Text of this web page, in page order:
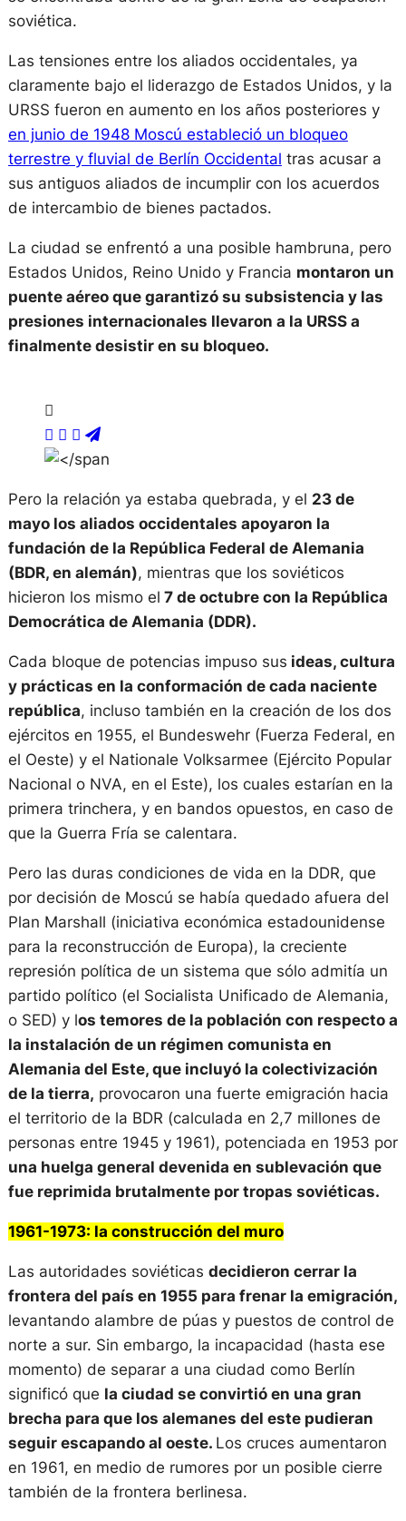
soviética.
Las tensiones entre los aliados occidentales, ya
claramente bajo el liderazgo de Estados Unidos, y la
URSS fueron en aumento en los años posteriores y
en junio de 1948 Moscú estableció un bloqueo
terrestre y fluvial de Berlín Occidental tras acusar a
sus antiguos aliados de incumplir con los acuerdos
de intercambio de bienes pactados.
La ciudad se enfrentó a una posible hambruna, pero
Estados Unidos, Reino Unido y Francia montaron un
puente aéreo que garantizó su subsistencia y las
presiones internacionales llevaron a la URSS a
finalmente desistir en su bloqueo.
Pero la relación ya estaba quebrada, y el 23 de
mayo los aliados occidentales apoyaron la
fundación de la República Federal de Alemania
(BDR, en alemán), mientras que los soviéticos
hicieron los mismo el 7 de octubre con la República
Democrática de Alemania (DDR).
Cada bloque de potencias impuso sus ideas, cultura
y prácticas en la conformación de cada naciente
república, incluso también en la creación de los dos
ejércitos en 1955, el Bundeswehr (Fuerza Federal, en
el Oeste) y el Nationale Volksarmee (Ejército Popular
Nacional o NVA, en el Este), los cuales estarían en la
primera trinchera, y en bandos opuestos, en caso de
que la Guerra Fría se calentara.
Pero las duras condiciones de vida en la DDR, que
por decisión de Moscú se había quedado afuera del
Plan Marshall (iniciativa económica estadounidense
para la reconstrucción de Europa), la creciente
represión política de un sistema que sólo admitía un
partido político (el Socialista Unificado de Alemania,
o SED) y los temores de la población con respecto a
la instalación de un régimen comunista en
Alemania del Este, que incluyó la colectivización
de la tierra, provocaron una fuerte emigración hacia
el territorio de la BDR (calculada en 2,7 millones de
personas entre 1945 y 1961), potenciada en 1953 por
una huelga general devenida en sublevación que
fue reprimida brutalmente por tropas soviéticas.
1961-1973: la construcción del muro
Las autoridades soviéticas decidieron cerrar la
frontera del país en 1955 para frenar la emigración,
levantando alambre de púas y puestos de control de
norte a sur. Sin embargo, la incapacidad (hasta ese
momento) de separar a una ciudad como Berlín
significó que la ciudad se convirtió en una gran
brecha para que los alemanes del este pudieran
seguir escapando al oeste. Los cruces aumentaron
en 1961, en medio de rumores por un posible cierre
también de la frontera berlinesa.